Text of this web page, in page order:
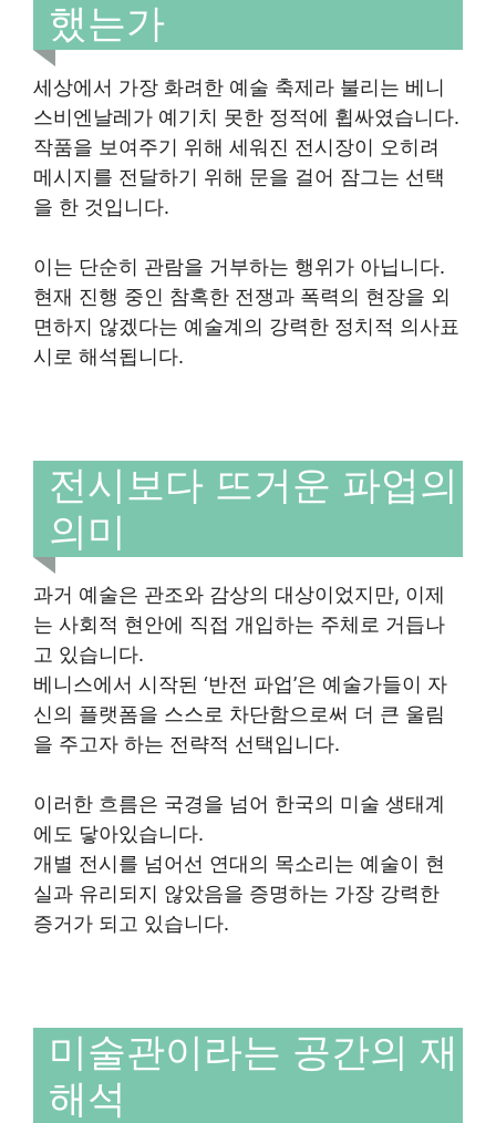
했는가
세상에서 가장 화려한 예술 축제라 불리는 베니
스비엔날레가 예기치 못한 정적에 휩싸였습니다.
작품을 보여주기 위해 세워진 전시장이 오히려
메시지를 전달하기 위해 문을 걸어 잠그는 선택
을 한 것입니다.
이는 단순히 관람을 거부하는 행위가 아닙니다.
현재 진행 중인 참혹한 전쟁과 폭력의 현장을 외
면하지 않겠다는 예술계의 강력한 정치적 의사표
시로 해석됩니다.
전시보다 뜨거운 파업의
의미
과거 예술은 관조와 감상의 대상이었지만, 이제
는 사회적 현안에 직접 개입하는 주체로 거듭나
고 있습니다.
베니스에서 시작된 ‘반전 파업’은 예술가들이 자
신의 플랫폼을 스스로 차단함으로써 더 큰 울림
을 주고자 하는 전략적 선택입니다.
이러한 흐름은 국경을 넘어 한국의 미술 생태계
에도 닿아있습니다.
개별 전시를 넘어선 연대의 목소리는 예술이 현
실과 유리되지 않았음을 증명하는 가장 강력한
증거가 되고 있습니다.
미술관이라는 공간의 재
해석